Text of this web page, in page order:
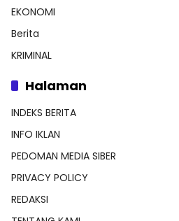
EKONOMI
Berita
KRIMINAL
Halaman
INDEKS BERITA
INFO IKLAN
PEDOMAN MEDIA SIBER
PRIVACY POLICY
REDAKSI